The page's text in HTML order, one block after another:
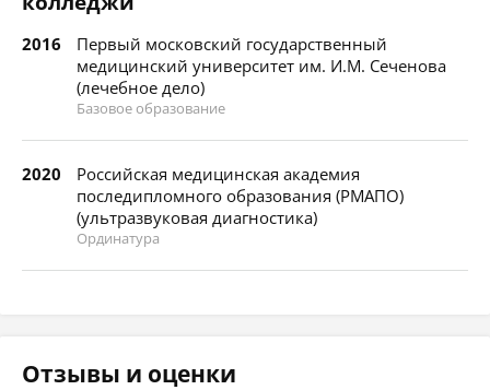
2016
Первый московский государственный
медицинский университет им. И.М. Сеченова
(лечебное дело)
Базовое образование
2020
Российская медицинская академия
последипломного образования (РМАПО)
(ультразвуковая диагностика)
Ординатура
Отзывы и оценки